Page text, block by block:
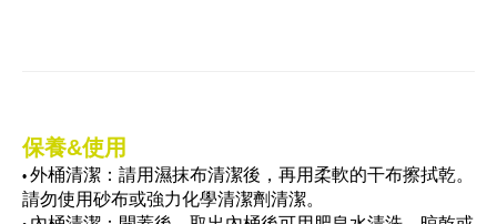
保養&使用
• 外桶清潔：請用濕抹布清潔後，再用柔軟的干布擦拭乾。
請勿使用砂布或強力化學清潔劑清潔。